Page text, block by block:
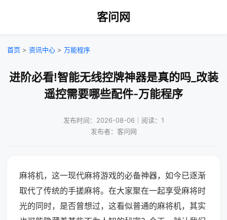
客问网
首页 > 资讯中心 > 万能程序
进阶必看!智能无线控牌神器是真的吗_改装
遥控需要哪些配件-万能程序
发布时间：2026-08-06｜阅读：1
发布者：客问网
麻将机，这一现代麻将游戏的必备神器，如今已逐渐
取代了传统的手搓麻将。在大家聚在一起享受麻将时
光的同时，是否曾想过，这看似普通的麻将机，其实